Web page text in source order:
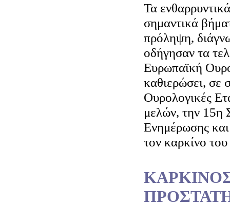
Τα
σημαντικά
πρόληψη,
οδήγησαν τα
Ευρωπαϊκή
καθιερώσει, σε
Ουρολογικές
μελών, την 15η
Ενημέρωσης
τον καρκίνο